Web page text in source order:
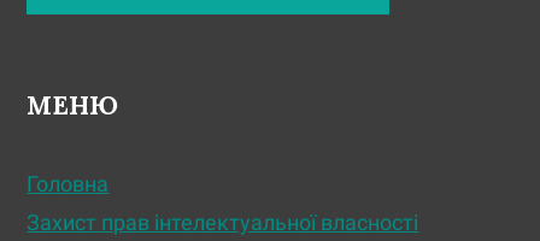
МЕНЮ
Головна
Захист прав інтелектуальної власності